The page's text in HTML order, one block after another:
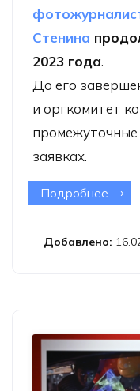
Стенина
2023 года.
До его
и оргкомитет
заявках.
Подробнее о
Добавлено: